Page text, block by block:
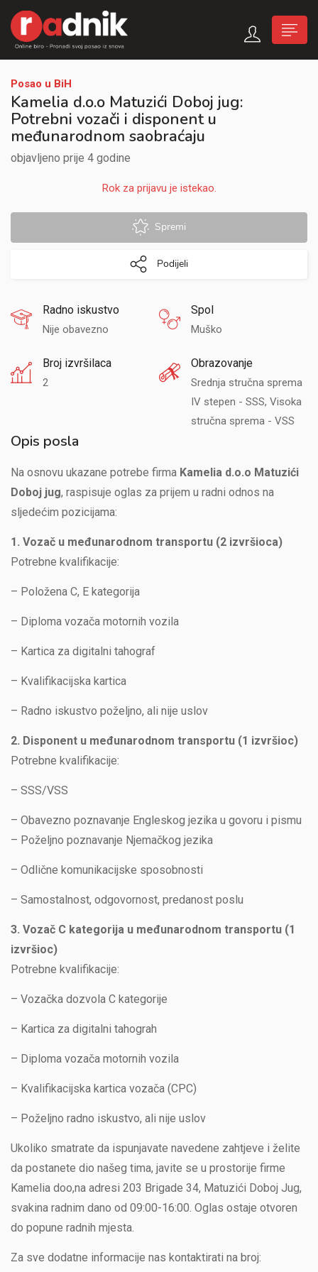
Posao u BiH
Kamelia d.o.o Matuzići Doboj jug:
Potrebni vozači i disponent u
međunarodnom saobraćaju
objavljeno prije 4 godine
Rok za prijavu je istekao.
Spremi
Podijeli
Radno iskustvo
Nije obavezno
Spol
Muško
Broj izvršilaca
2
Obrazovanje
Srednja stručna sprema
IV stepen - SSS, Visoka
stručna sprema - VSS
Opis posla
Na osnovu ukazane potrebe firma Kamelia d.o.o Matuzići
Doboj jug, raspisuje oglas za prijem u radni odnos na
sljedećim pozicijama:
1. Vozač u međunarodnom transportu (2 izvršioca)
Potrebne kvalifikacije:
– Položena C, E kategorija
– Diploma vozača motornih vozila
– Kartica za digitalni tahograf
– Kvalifikacijska kartica
– Radno iskustvo poželjno, ali nije uslov
2. Disponent u međunarodnom transportu (1 izvršioc)
Potrebne kvalifikacije:
– SSS/VSS
– Obavezno poznavanje Engleskog jezika u govoru i pismu
– Poželjno poznavanje Njemačkog jezika
– Odlične komunikacijske sposobnosti
– Samostalnost, odgovornost, predanost poslu
3. Vozač C kategorija u međunarodnom transportu (1
izvršioc)
Potrebne kvalifikacije:
– Vozačka dozvola C kategorije
– Kartica za digitalni tahograh
– Diploma vozača motornih vozila
– Kvalifikacijska kartica vozača (CPC)
– Poželjno radno iskustvo, ali nije uslov
Ukoliko smatrate da ispunjavate navedene zahtjeve i želite
da postanete dio našeg tima, javite se u prostorije firme
Kamelia doo,na adresi 203 Brigade 34, Matuzići Doboj Jug,
svakina radnim dano od 09:00-16:00. Oglas ostaje otvoren
do popune radnih mjesta.
Za sve dodatne informacije nas kontaktirati na broj: